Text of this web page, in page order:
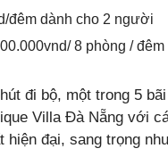
đêm dành cho 2 người
8 phòng /
đi bộ, một trong 5
Villa Đà Nẵng với
hiện đại, sang trọng